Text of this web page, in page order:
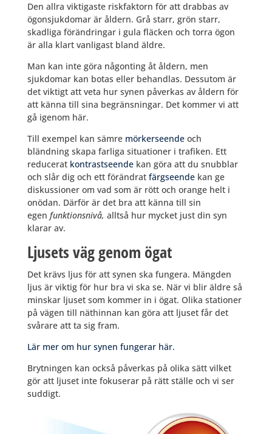
Den allra viktigaste riskfaktorn för att drabbas av
ögonsjukdomar är åldern. Grå starr, grön starr,
skadliga förändringar i gula fläcken och torra ögon
är alla klart vanligast bland äldre.
Man kan inte göra någonting åt åldern, men
sjukdomar kan botas eller behandlas. Dessutom är
det viktigt att veta hur synen påverkas av åldern för
att känna till sina begränsningar. Det kommer vi att
gå igenom här.
Till exempel kan sämre mörkerseendeoch
bländning skapa farliga situationer i trafiken. Ett
reducerat kontrastseendekan göra att du snubblar
och slår dig och ett förändrat färgseendekan ge
diskussioner om vad som är rött och orange helt i
onödan. Därför är det bra att känna till sin
egen funktionsnivå, alltså hur mycket just din syn
klarar av.
Ljusets väg genom ögat
Det krävs ljus för att synen ska fungera. Mängden
ljus är viktig för hur bra vi ska se. När vi blir äldre så
minskar ljuset som kommer in i ögat. Olika stationer
på vägen till näthinnan kan göra att ljuset får det
svårare att ta sig fram.
Lär mer om hur synen fungerar här.
Brytningen kan också påverkas på olika sätt vilket
gör att ljuset inte fokuserar på rätt ställe och vi ser
suddigt.